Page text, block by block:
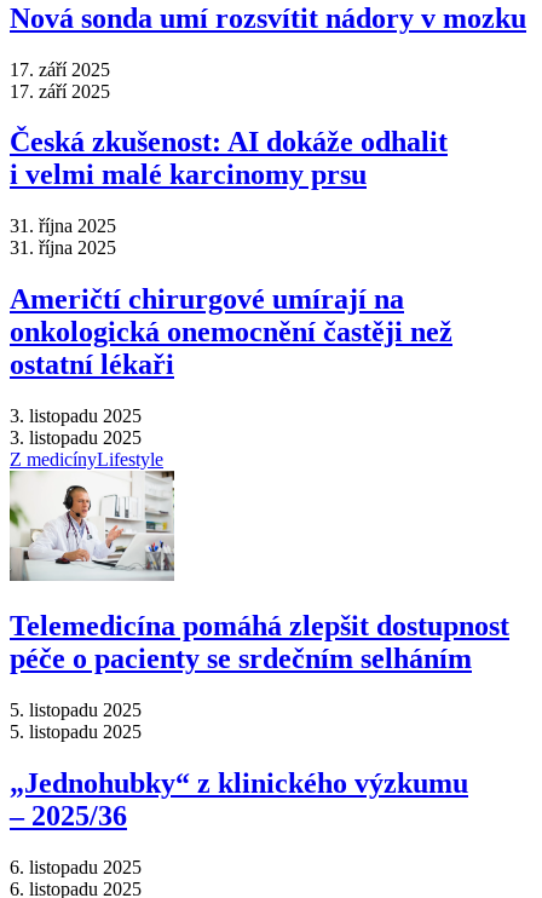
Nová sonda umí rozsvítit nádory v mozku
17. září 2025
17. září 2025
Česká zkušenost: AI dokáže odhalit
i velmi malé karcinomy prsu
31. října 2025
31. října 2025
Američtí chirurgové umírají na
onkologická onemocnění častěji než
ostatní lékaři
3. listopadu 2025
3. listopadu 2025
Z medicínyLifestyle
Telemedicína pomáhá zlepšit dostupnost
péče o pacienty se srdečním selháním
5. listopadu 2025
5. listopadu 2025
„Jednohubky“ z klinického výzkumu
–⁠ 2025/36
6. listopadu 2025
6. listopadu 2025